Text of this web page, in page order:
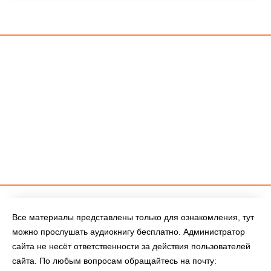
Все материалы представлены только для ознакомления, тут
можно прослушать аудиокнигу бесплатно. Администратор
сайта не несёт ответственности за действия пользователей
сайта. По любым вопросам обращайтесь на почту: